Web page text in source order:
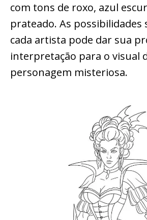
com tons de roxo, azul
prateado. As possibilidades
cada artista pode dar sua
interpretação para o visual
personagem misteriosa.